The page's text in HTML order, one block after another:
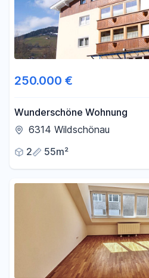
250.000 €
Wunderschöne Wohnung
6314 Wildschönau
2
55m²